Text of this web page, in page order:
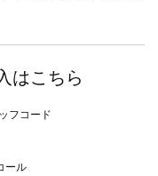
はこちら
ール